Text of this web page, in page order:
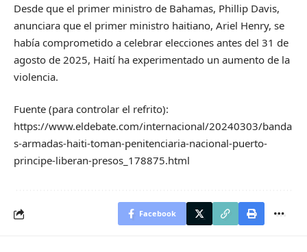
Desde que el primer ministro de Bahamas, Phillip Davis,
anunciara que el primer ministro haitiano, Ariel Henry, se
había comprometido a celebrar elecciones antes del 31 de
agosto de 2025, Haití ha experimentado un aumento de la
violencia.
Fuente (para controlar el refrito):
https://www.eldebate.com/internacional/20240303/banda
s-armadas-haiti-toman-penitenciaria-nacional-puerto-
principe-liberan-presos_178875.html
Facebook